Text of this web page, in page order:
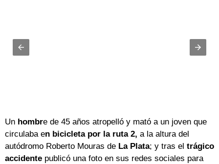
Un hombre de 45 años atropelló y mató a un joven que
circulaba en bicicleta por la ruta 2, a la altura del
autódromo Roberto Mouras de La Plata; y tras el trágico
accidente publicó una foto en sus redes sociales para